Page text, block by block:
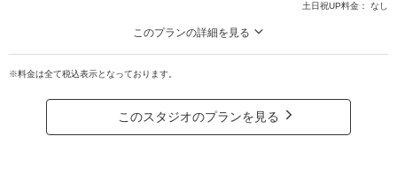
プラン詳細
撮影料 新婦衣装1着 新郎衣装1着
着付け
アルバム データ 10カット 台紙付写真
土日祝UP料金：
なし
このプランの詳細を見る
10データ付き！お好きなシーンを1つ選んで撮影♡白無垢限定の特別価格
coral studioで和装撮影が楽しめる特別なプラン！
こちらのプランはカメラ・スマホのお持込は不可となります。
新郎新婦様以外の参加者がいる場合は別プランをご利用くださいませ。
※料金は全て税込表示となっております。
このスタジオのプランを見る